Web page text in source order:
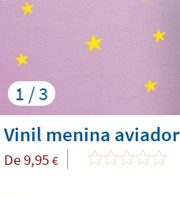
1 / 3
Vinil menina aviador
De9,95 €